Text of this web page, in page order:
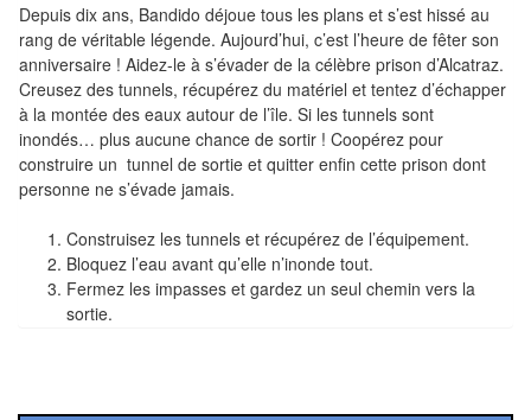
Pour
les
enfants
Pour
la
famille
Pour
Depuis dix ans, Bandido déjoue tous les plans et s’est hissé au
rang de véritable légende. Aujourd’hui, c’est l’heure de fêter son
anniversaire ! Aidez-le à s’évader de la célèbre prison d’Alcatraz.
Creusez des tunnels, récupérez du matériel et tentez d’échapper
à la montée des eaux autour de l’île. Si les tunnels sont
inondés… plus aucune chance de sortir ! Coopérez pour
construire un tunnel de sortie et quitter enfin cette prison dont
personne ne s’évade jamais.
Construisez les tunnels et récupérez de l’équipement.
Bloquez l’eau avant qu’elle n’inonde tout.
Fermez les impasses et gardez un seul chemin vers la
sortie.